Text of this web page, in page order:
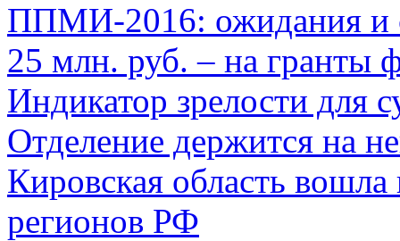
ППМИ-2016: ожидания и
25 млн. руб. – на гранты
Индикатор зрелости для
Отделение держится на
Кировская область
регионов РФ